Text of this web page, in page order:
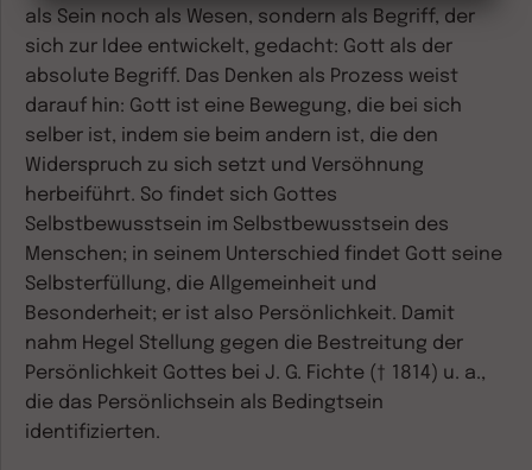
als Sein noch als Wesen, sondern als Begriff, der
sich zur Idee entwickelt, gedacht: Gott als der
absolute Begriff. Das Denken als Prozess weist
darauf hin: Gott ist eine Bewegung, die bei sich
selber ist, indem sie beim andern ist, die den
Widerspruch zu sich setzt und Versöhnung
herbeiführt. So findet sich Gottes
Selbstbewusstsein im Selbstbewusstsein des
Menschen; in seinem Unterschied findet Gott seine
Selbsterfüllung, die Allgemeinheit und
Besonderheit; er ist also Persönlichkeit. Damit
nahm Hegel Stellung gegen die Bestreitung der
Persönlichkeit Gottes bei J. G. Fichte († 1814) u. a.,
die das Persönlichsein als Bedingtsein
identifizierten.